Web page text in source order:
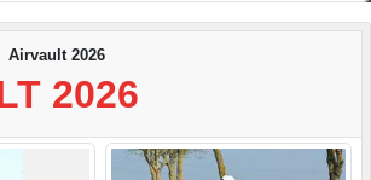
Airvault 2026
2026